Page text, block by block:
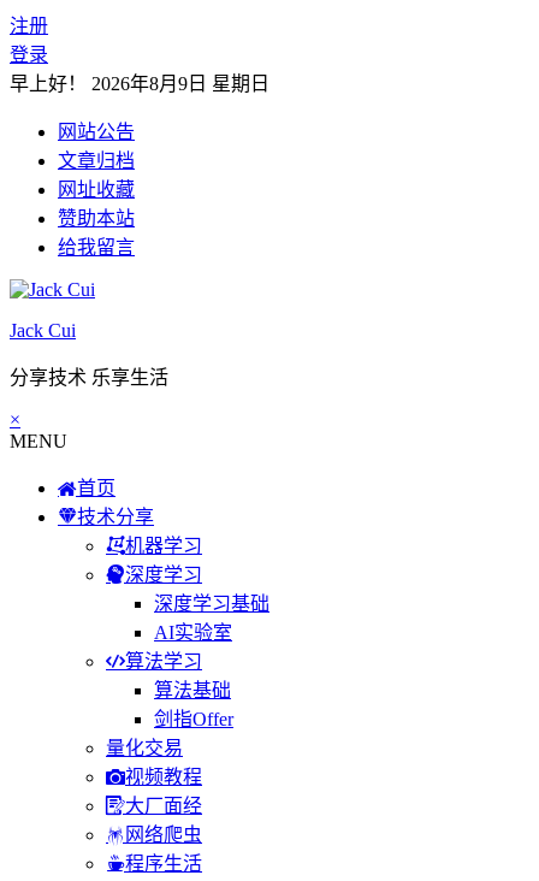
注册
登录
早上好！ 2026年8月9日 星期日
网站公告
文章归档
网址收藏
赞助本站
给我留言
Jack Cui
分享技术 乐享生活
×
MENU
首页
技术分享
机器学习
深度学习
深度学习基础
AI实验室
算法学习
算法基础
剑指Offer
量化交易
视频教程
大厂面经
网络爬虫
程序生活